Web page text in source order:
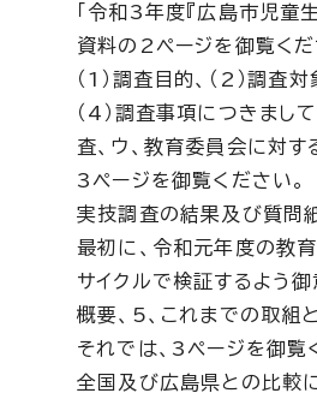
「令和3年度『広島市児童
資料の2ページを御覧くだ
（1）調査目的、（2）調査
（4）調査事項につきまし
査、ウ、教育委員会に対
3ページを御覧ください。
実技調査の結果及び質問
最初に、令和元年度の教
サイクルで検証するよう
概要、5、これまでの取組
それでは、3ページを御覧
全国及び広島県との比較